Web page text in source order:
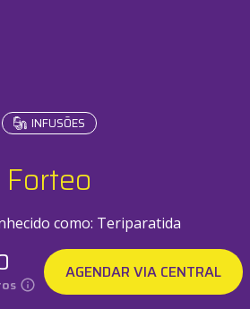
INFUSÕES
Forteo
como: Teriparatida
AGENDAR VIA CENTRAL